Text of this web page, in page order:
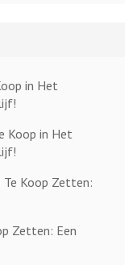
in Het
Koop in Het
Te Koop Zetten:
Zetten: Een